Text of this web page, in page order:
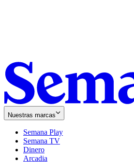
Nuestras marcas
Semana Play
Semana TV
Dinero
Arcadia